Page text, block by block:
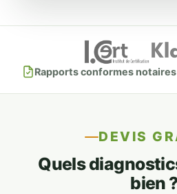
Rapports conformes notaires
DEVIS
Quels
bien